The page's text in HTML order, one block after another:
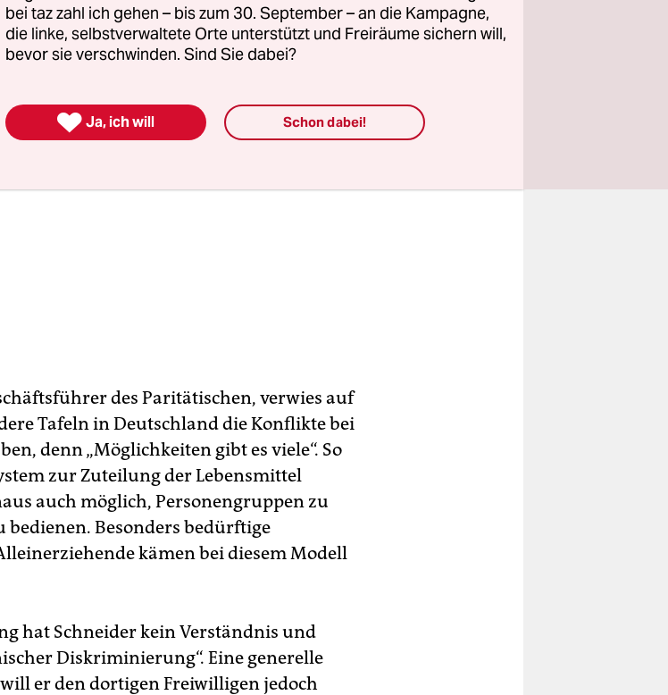
des Paritätischen, verwies auf
Tafeln in Deutschland die Konflikte bei
denn „Möglichkeiten gibt es viele“. So
zur Zuteilung der Lebensmittel
auch möglich, Personengruppen zu
Besonders bedürftige
kämen bei diesem Modell
hat Schneider kein Verständnis und
Diskriminierung“. Eine generelle
er den dortigen Freiwilligen jedoch
bei taz zahl ich gehen – bis zum 30. September – an die Kampagne,
die linke, selbstverwaltete Orte unterstützt und Freiräume sichern will,
bevor sie verschwinden. Sind Sie dabei?
 Ja, ich will Schon dabei!